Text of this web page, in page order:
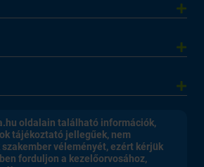
oldalain található információk,
tájékoztató jellegűek, nem
véleményét, ezért kérjük
forduljon a kezelőorvosához,